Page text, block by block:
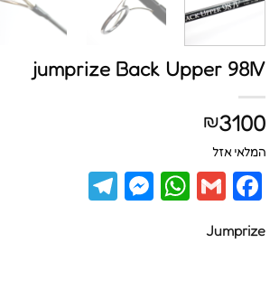
jumprize Back Upper 98IV
₪3100
המלאי אזל
Facebook
Gmail
WhatsApp
Messenger
Jumprize